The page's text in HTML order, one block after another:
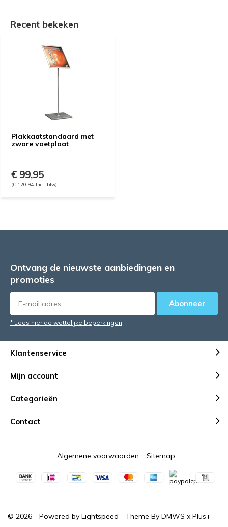
Recent bekeken
Plakkaatstandaard met
zware voetplaat
€ 99,95
(€ 120,94 Incl. btw)
Ontvang de nieuwste aanbiedingen en
promoties
Abonneer
* Lees hier de wettelijke beperkingen
Klantenservice
Mijn account
Categorieën
Contact
© 2026 - Powered by Lightspeed - Theme By DMWS x Plus+
Algemene voorwaarden Sitemap